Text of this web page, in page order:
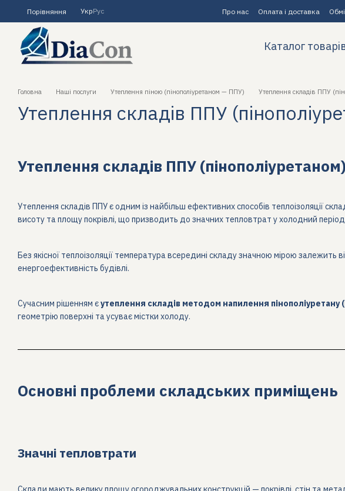
Перейти до основного контенту
Порівняння УкрРус Про нас Оплата і доставка
Каталог
Головна Наші послуги Утеплення піною (пінополіуретаном — ППУ) Утеплення складів ППУ
Утеплення складів ППУ
Утеплення складів ППУ (пінополіуретаном)
Утеплення складів ППУ є одним із найбільш ефективних способів теплоізоляції
висоту та площу покрівлі, що призводить до значних тепловтрат у холодний період
Без якісної теплоізоляції температура всередині складу значною мірою
енергоефективність будівлі.
Сучасним рішенням єутеплення складів методом напилення пінополіуретану
геометрію поверхні та усуває містки холоду.
Основні проблеми складських приміщень
Значні тепловтрати